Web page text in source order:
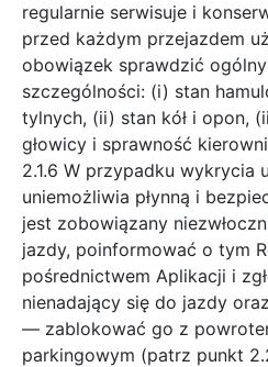
regularnie serwisuje i
przed każdym przejazdem
obowiązek sprawdzić
szczególności: (i) stan
tylnych, (ii) stan kół i opon,
głowicy i sprawność
2.1.6 W przypadku wykrycia
uniemożliwia płynną i
jest zobowiązany
jazdy, poinformować o tym
pośrednictwem Aplikacji i
nienadający się do jazdy
— zablokować go z
parkingowym (patrz punkt